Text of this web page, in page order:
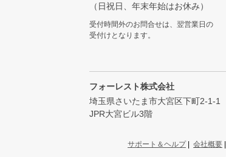
（日祝日、年末年始はお休み）
受付時間外のお問合せは、翌営業日の
受付けとなります。
フォーレスト株式会社
埼玉県さいたま市大宮区下町2-1-1
JPR大宮ビル3階
サポート＆ヘルプ| 会社概要